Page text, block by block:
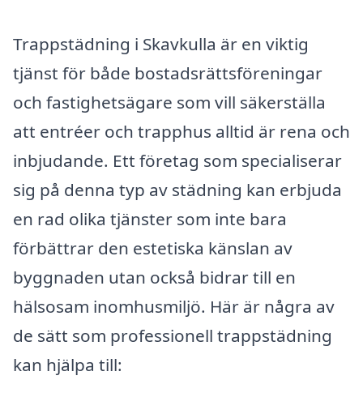
Trappstädning i Skavkulla är en viktig
tjänst för både bostadsrättsföreningar
och fastighetsägare som vill säkerställa
att entréer och trapphus alltid är rena och
inbjudande. Ett företag som specialiserar
sig på denna typ av städning kan erbjuda
en rad olika tjänster som inte bara
förbättrar den estetiska känslan av
byggnaden utan också bidrar till en
hälsosam inomhusmiljö. Här är några av
de sätt som professionell trappstädning
kan hjälpa till: